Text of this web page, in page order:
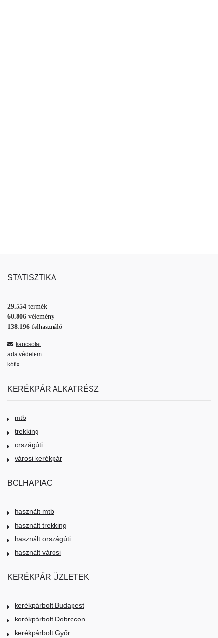
STATISZTIKA
29.554 termék
60.806 vélemény
138.196 felhasználó
kapcsolat
adatvédelem
kéfix
KERÉKPÁR ALKATRÉSZ
mtb
trekking
országúti
városi kerékpár
BOLHAPIAC
használt mtb
használt trekking
használt országúti
használt városi
KERÉKPÁR ÜZLETEK
kerékpárbolt Budapest
kerékpárbolt Debrecen
kerékpárbolt Győr